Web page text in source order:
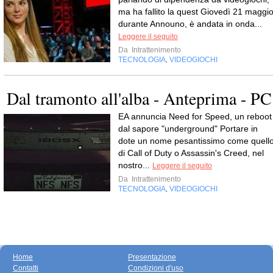
ma ha fallito la quest Giovedì 21
durante Announo, è andata in onda...
Leggere il seguito
Da
Intrattenimento
TECNOLOGIA VIDEOGIOCHI
Dal tramonto all'alba - Anteprima - PC
EA annuncia Need for Speed, un reboot
dal sapore "underground" Portare in
dote un nome pesantissimo come
di Call of Duty o Assassin's Creed, nel
nostro...
Leggere il seguito
Da
Intrattenimento
TECNOLOGIA VIDEOGIOCHI
Home
Contatti
Presentazione
Condizioni d'uso